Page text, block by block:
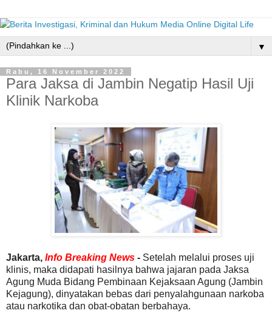
▼
Rabu, 16 November 2022
Para Jaksa di Jambin Negatip Hasil Uji
Klinik Narkoba
Jakarta, Info Breaking News - Setelah melalui proses uji
klinis, maka didapati hasilnya bahwa jajaran pada Jaksa
Agung Muda Bidang Pembinaan Kejaksaan Agung (Jambin
Kejagung), dinyatakan bebas dari penyalahgunaan narkoba
atau narkotika dan obat-obatan berbahaya.